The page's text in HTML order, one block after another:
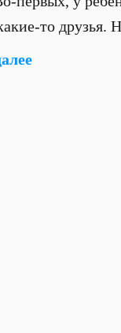
то друзья.